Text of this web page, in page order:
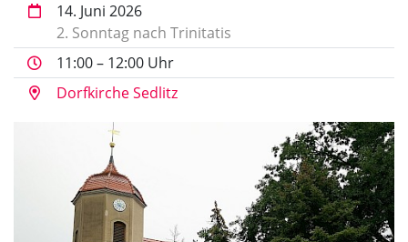
14. Juni 2026
2. Sonntag nach Trinitatis
11:00 – 12:00 Uhr
Dorfkirche Sedlitz